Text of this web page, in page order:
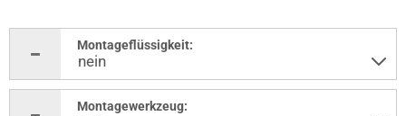
Montageflüssigkeit:
Montagewerkzeug: